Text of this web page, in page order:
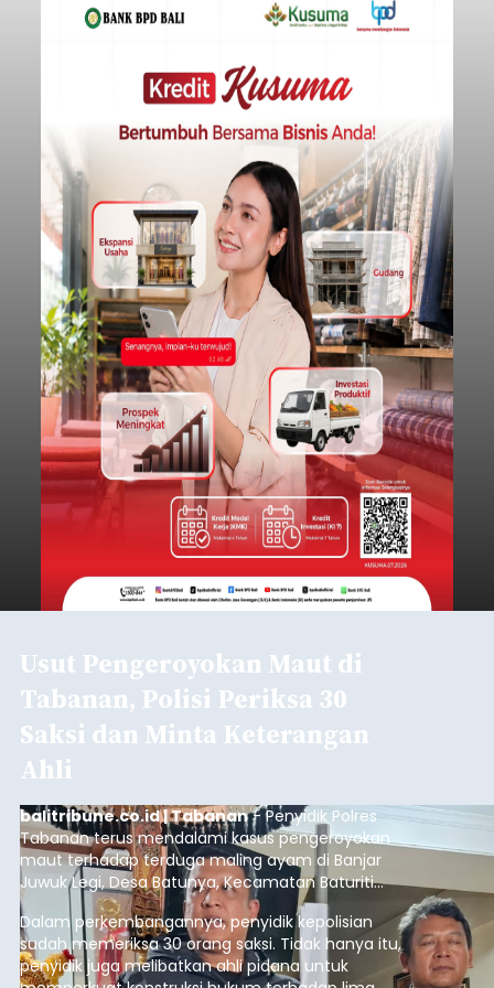
Usut Pengeroyokan Maut di
Tabanan, Polisi Periksa 30
Saksi dan Minta Keterangan
Ahli
balitribune.co.id | Tabanan- Penyidik Polres
Tabanan terus mendalami kasus pengeroyokan
maut terhadap terduga maling ayam di Banjar
Juwuk Legi, Desa Batunya, Kecamatan Baturiti
yang terjadi beberapa waktu lalu.
Dalam perkembangannya, penyidik kepolisian
sudah memeriksa 30 orang saksi. Tidak hanya itu,
penyidik juga melibatkan ahli pidana untuk